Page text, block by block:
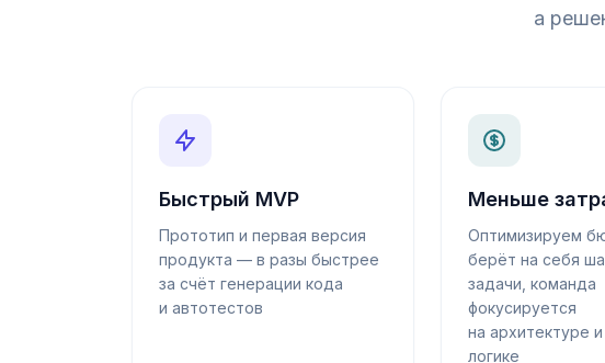
а
Быстрый MVP
Прототип и первая версия
продукта — в разы быстрее
за счёт генерации кода
и автотестов
Меньше
Оптимизируем
берёт на себя
задачи, команда
фокусируется
на архитектуре
логике